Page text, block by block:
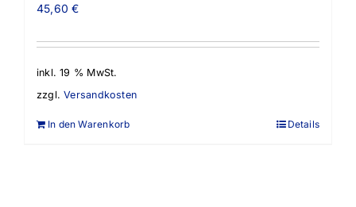
45,60€
inkl. 19 % MwSt.
zzgl.Versandkosten
In den Warenkorb Details